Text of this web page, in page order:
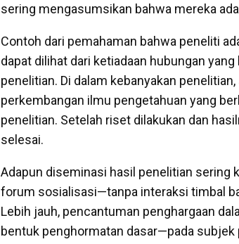
sering mengasumsikan bahwa mereka
Contoh dari pemahaman bahwa peneliti
dapat dilihat dari ketiadaan hubungan
penelitian. Di dalam kebanyakan
perkembangan ilmu pengetahuan yang
penelitian. Setelah riset dilakukan dan
selesai.
Adapun diseminasi hasil penelitian
forum sosialisasi—tanpa interaksi timbal
Lebih jauh, pencantuman penghargaan
bentuk penghormatan dasar—pada